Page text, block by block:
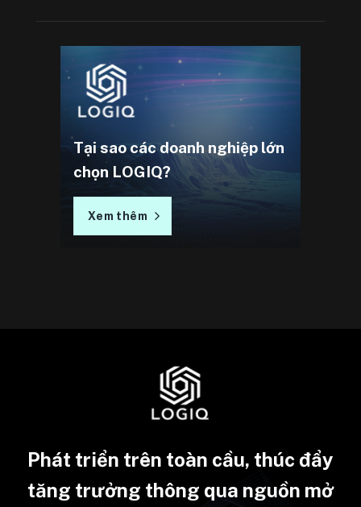
Tại sao các doanh nghiệp lớn
chọn LOGIQ?
Xem thêm
Phát triển trên toàn cầu, thúc đẩy
tăng trưởng thông qua nguồn mở